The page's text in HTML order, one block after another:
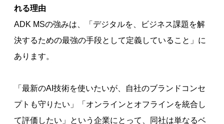
れる理由
ADK MSの強みは、「デジタルを、ビジネス課題を解
決するための最強の手段として定義していること」に
あります。
「最新のAI技術を使いたいが、自社のブランドコンセ
プトも守りたい」「オンラインとオフラインを統合し
て評価したい」という企業にとって、同社は単なるベ